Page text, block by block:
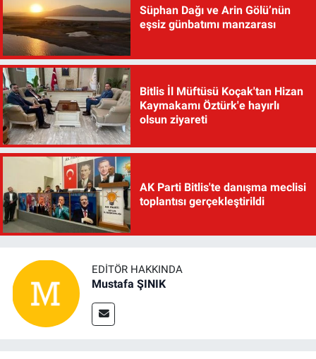
Süphan Dağı ve Arin Gölü’nün
eşsiz günbatımı manzarası
Bitlis İl Müftüsü Koçak'tan Hizan
Kaymakamı Öztürk'e hayırlı
olsun ziyareti
AK Parti Bitlis'te danışma meclisi
toplantısı gerçekleştirildi
EDITÖR HAKKINDA
Mustafa ŞINIK